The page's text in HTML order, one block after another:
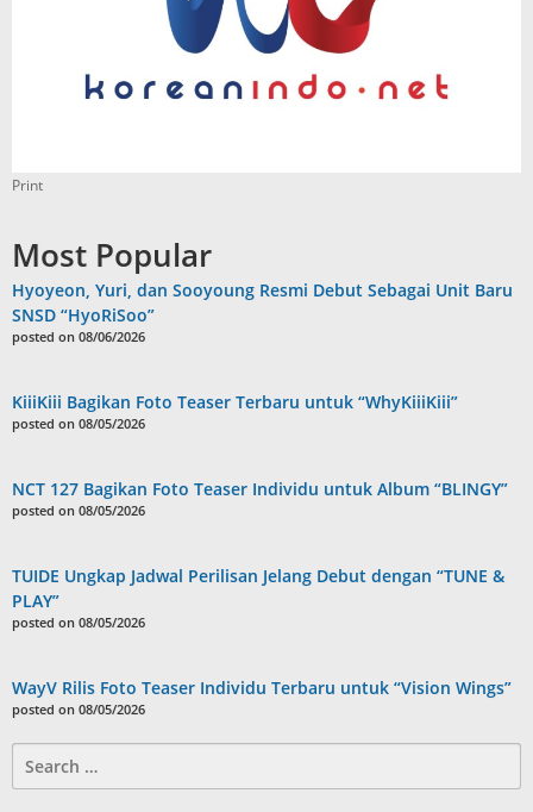
Print
Most Popular
Hyoyeon, Yuri, dan Sooyoung Resmi Debut Sebagai Unit Baru
SNSD “HyoRiSoo”
posted on 08/06/2026
KiiiKiii Bagikan Foto Teaser Terbaru untuk “WhyKiiiKiii”
posted on 08/05/2026
NCT 127 Bagikan Foto Teaser Individu untuk Album “BLINGY”
posted on 08/05/2026
TUIDE Ungkap Jadwal Perilisan Jelang Debut dengan “TUNE &
PLAY”
posted on 08/05/2026
WayV Rilis Foto Teaser Individu Terbaru untuk “Vision Wings”
posted on 08/05/2026
for: